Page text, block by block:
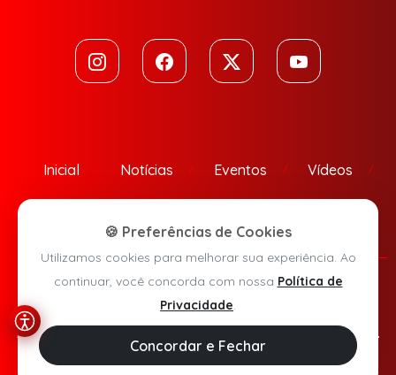
Inicial Notícias Eventos Vídeos
Política de Privacidade
Agora Sudoeste © 2026 - Todos os direitos reservados.
🍪 Preferências de Cookies
Utilizamos cookies para melhorar sua experiência. Ao
continuar, você concorda com nossa Política de
Privacidade.
Concordar e Fechar